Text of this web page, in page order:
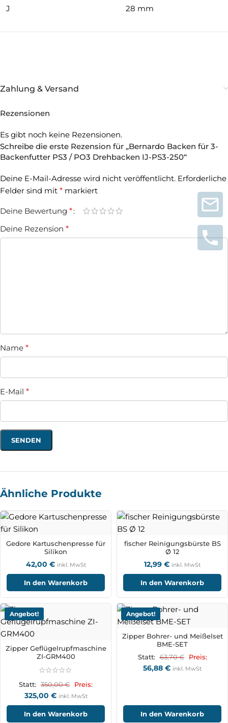
J 28 mm
Zahlung & Versand
Rezensionen
Es gibt noch keine Rezensionen.
Schreibe die erste Rezension für „Bernardo Backen für 3-
Backenfutter PS3 / PO3 Drehbacken IJ-PS3-250“
Deine E-Mail-Adresse wird nicht veröffentlicht. Erforderliche
Felder sind mit * markiert
Deine Bewertung *
Deine Rezension *
Name *
E-Mail *
Ähnliche Produkte
Gedore Kartuschenpresse für
Silikon
42,00 € inkl. MwSt
In den Warenkorb
fischer Reinigungsbürste BS
Ø 12
12,99 € inkl. MwSt
In den Warenkorb
Angebot!
Zipper Geflügelrupfmaschine
ZI-GRM400
Statt: 350,00€ Preis:
325,00 € inkl. MwSt
In den Warenkorb
Angebot!
Zipper Bohrer- und Meißelset
BME-SET
Statt: 63,70€ Preis:
56,88 € inkl. MwSt
In den Warenkorb